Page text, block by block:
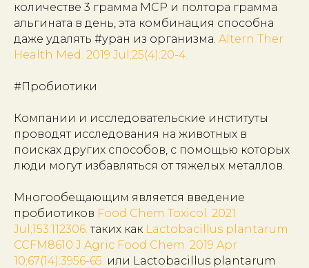
количестве 3 грамма МСР и полтора грамма
альгината в день, эта комбинация способна
даже удалять #уран из организма. Altern Ther
Health Med. 2019 Jul;25(4):20-4.
#Пробиотики
Компании и исследовательские институты
проводят исследования на животных в
поисках других способов, с помощью которых
люди могут избавляться от тяжелых металлов.
Многообещающим является введение
пробиотиков Food Chem Toxicol. 2021
Jul;153:112306. таких как Lactobacillus plantarum
CCFM8610 J Agric Food Chem. 2019 Apr
10;67(14):3956-65. или Lactobacillus plantarum